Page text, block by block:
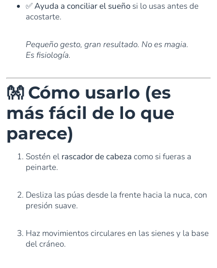
✅Ayuda a conciliar el sueño si lo usas antes de
acostarte.
Pequeño gesto, gran resultado. No es magia.
Es fisiología.
👐 Cómo usarlo (es
más fácil de lo que
parece)
Sostén el rascador de cabeza como si fueras a
peinarte.
Desliza las púas desde la frente hacia la nuca, con
presión suave.
Haz movimientos circulares en las sienes y la base
del cráneo.